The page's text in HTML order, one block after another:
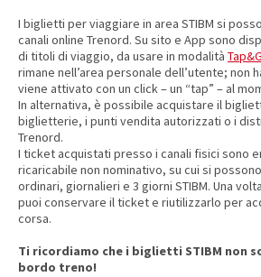
I biglietti per viaggiare in area STIBM si
canali online Trenord. Su sito e App sono
di titoli di viaggio, da usare in modalità
rimane nell’area personale dell’utente; non
viene attivato con un click – un “tap” – al
In alternativa, è possibile acquistare il
biglietterie, i punti vendita autorizzati o i
Trenord.
I ticket acquistati presso i canali fisici sono
ricaricabile non nominativo, su cui si
ordinari, giornalieri e 3 giorni STIBM. Una
puoi conservare il ticket e riutilizzarlo per
corsa.
Ti ricordiamo che i biglietti STIBM non
bordo treno!